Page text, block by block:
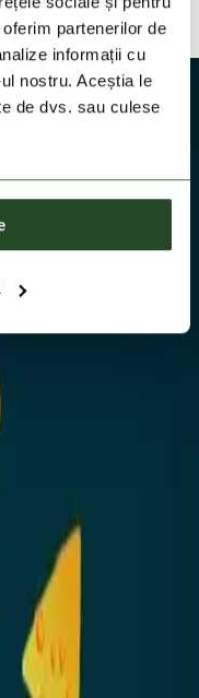
partenerilor de
informații cu
nostru. Aceștia le
de dvs. sau culese